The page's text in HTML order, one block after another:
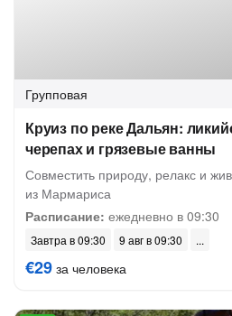
Групповая
Круиз по реке Дальян:
черепах и грязевые ванны
Совместить природу, релакс и
из Мармариса
Расписание: ежедневно в 09:30
Завтра в 09:30 9 авг в 09:30
€29 за человека